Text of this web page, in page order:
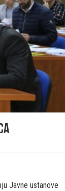
Javne ustanove